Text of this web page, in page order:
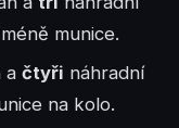
munice.
a čtyři náhradní
na kolo.